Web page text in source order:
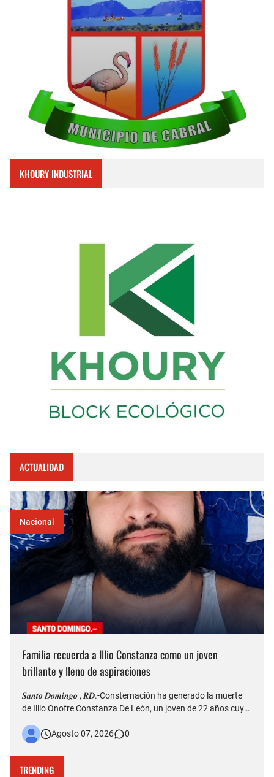
KHOURY INDUSTRIAL
ACTUALIDAD
Nacional
Familia recuerda a Illio Constanza como un joven
brillante y lleno de aspiraciones
𝑺𝒂𝒏𝒕𝒐 𝑫𝒐𝒎𝒊𝒏𝒈𝒐 , 𝑹𝑫.-Consternación ha generado la muerte
de Illio Onofre Constanza De León, un joven de 22 años cuyo
quedó captado en videos que posteriormente fueron
Agosto 07, 2026 0
TRENDING